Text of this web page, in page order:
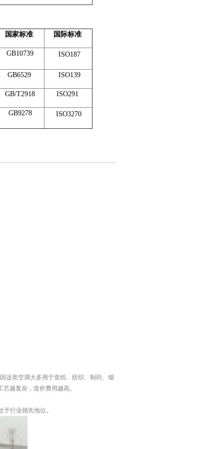
国家标准 国际标准
GB10739 ISO187
GB6529 ISO139
GB/T2918 ISO291
GB9278 ISO3270
类空调大多用于造纸、纺织、制药、烟
越复杂，造价费用越高。
于行业领先地位。